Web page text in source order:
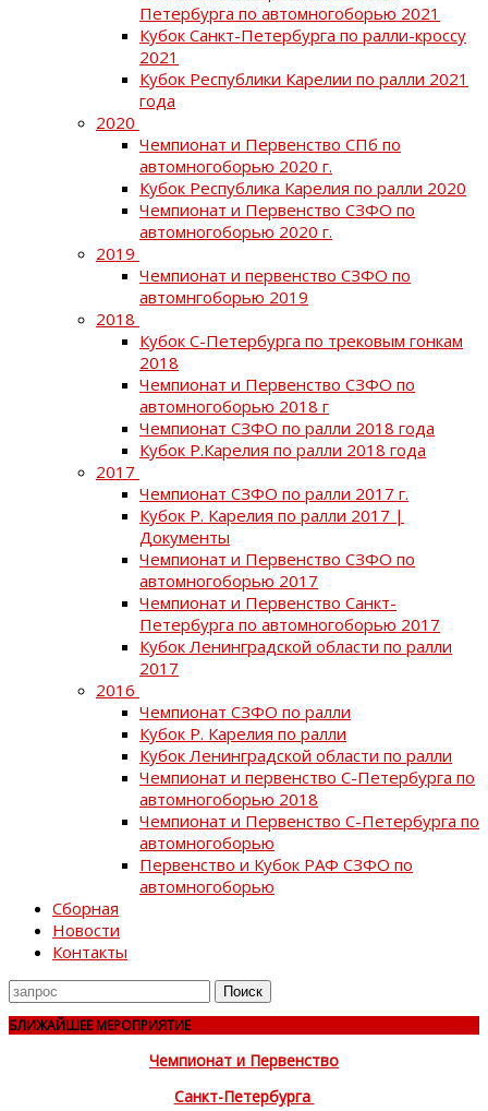
Петербурга по автомногоборью 2021
Кубок Санкт-Петербурга по ралли-кроссу
2021
Кубок Республики Карелии по ралли 2021
года
2020
Чемпионат и Первенство СПб по
автомногоборью 2020 г.
Кубок Республика Карелия по ралли 2020
Чемпионат и Первенство СЗФО по
автомногоборью 2020 г.
2019
Чемпионат и первенство СЗФО по
автомнгоборью 2019
2018
Кубок С-Петербурга по трековым гонкам
2018
Чемпионат и Первенство СЗФО по
автомногоборью 2018 г
Чемпионат СЗФО по ралли 2018 года
Кубок Р.Карелия по ралли 2018 года
2017
Чемпионат СЗФО по ралли 2017 г.
Кубок Р. Карелия по ралли 2017 |
Документы
Чемпионат и Первенство СЗФО по
автомногоборью 2017
Чемпионат и Первенство Санкт-
Петербурга по автомногоборью 2017
Кубок Ленинградской области по ралли
2017
2016
Чемпионат СЗФО по ралли
Кубок Р. Карелия по ралли
Кубок Ленинградской области по ралли
Чемпионат и первенство С-Петербурга по
автомногоборью 2018
Чемпионат и Первенство С-Петербурга по
автомногоборью
Первенство и Кубок РАФ СЗФО по
автомногоборью
Сборная
Новости
Контакты
Поиск
для
БЛИЖАЙШЕЕ МЕРОПРИЯТИЕ
Чемпионат и Первенство
Санкт-Петербурга